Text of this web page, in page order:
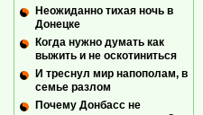
Неожиданно тихая ночь в
Донецке
Когда нужно думать как
выжить и не оскотиниться
И треснул мир напополам, в
семье разлом
Почему Донбасс не